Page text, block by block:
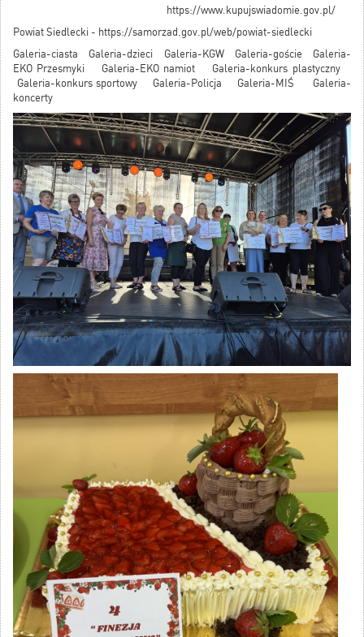
https://www.kupujswiadomie.gov.pl/
Powiat Siedlecki - https://samorzad.gov.pl/web/powiat-siedlecki
Galeria-ciasta
Galeria-dzieci Galeria-KGW Galeria-goście
Galeria-
EKO Przesmyki Galeria-EKO namiot
Galeria-konkurs plastyczny
Galeria-konkurs sportowy
Galeria-Policja Galeria-MIŚ
Galeria-
koncerty